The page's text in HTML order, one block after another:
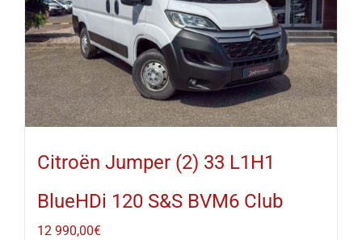
Citroën Jumper (2) 33 L1H1
BlueHDi 120 S&S BVM6 Club
12 990,00€